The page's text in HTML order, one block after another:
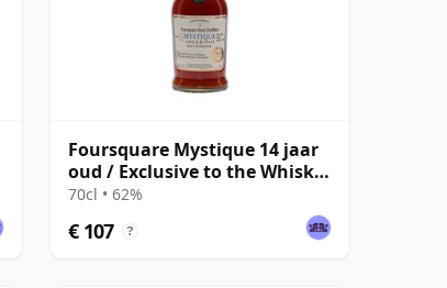
Foursquare Mystique 14 jaar
oud / Exclusive to the Whisky
Exchange
70cl • 62%
€ 107 ?